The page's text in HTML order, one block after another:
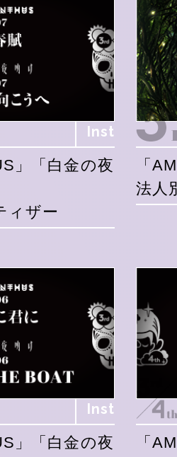
Inst
」「白金の夜
ィザー
「
法人
Inst
」「白金の夜
「